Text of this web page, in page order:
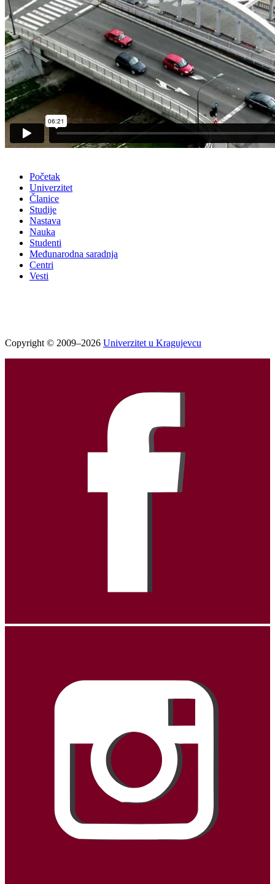
Početak
Univerzitet
Članice
Studije
Nastava
Nauka
Studenti
Međunarodna saradnja
Centri
Vesti
Copyright © 2009–2026 Univerzitet u Kragujevcu